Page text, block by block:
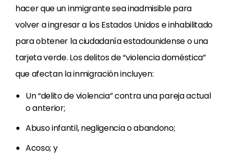
hacer que un inmigrante sea inadmisible para
volver a ingresar a los Estados Unidos e inhabilitado
para obtener la ciudadanía estadounidense o una
tarjeta verde. Los delitos de “violencia doméstica”
que afectan la inmigración incluyen:
Un “delito de violencia” contra una pareja actual
o anterior;
Abuso infantil, negligencia o abandono;
Acoso; y